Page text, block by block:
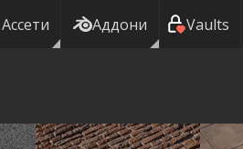
Ассети Аддони Vaults